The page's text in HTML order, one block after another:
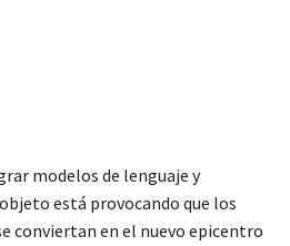
modelos de lenguaje y
está provocando que los
conviertan en el nuevo epicentro